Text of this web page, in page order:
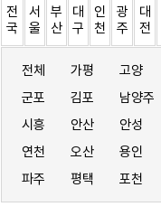
전
국
서
울
부
산
대
구
인
천
광
주
대
전
전체 가평 고양
군포
김포 남양주
시흥
안산 안성
연천
오산 용인
파주
평택 포천